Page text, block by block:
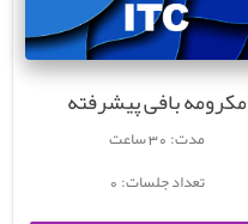
مکرومه بافی پیشرفته
مدت: 30 ساعت
تعداد جلسات: 0